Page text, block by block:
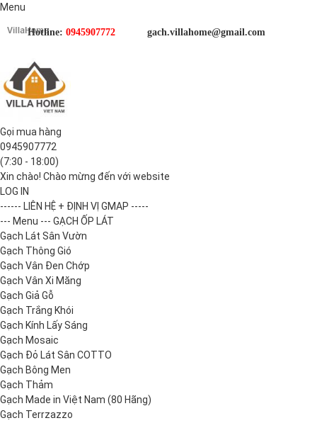
Menu
Hotline: 0945907772 gach.villahome@gmail.com
Gọi mua hàng
0945907772
(7:30 - 18:00)
Xin chào! Chào mừng đến với website
LOG IN
------ LIÊN HỆ + ĐỊNH VỊ GMAP -----
--- Menu --- GẠCH ỐP LÁT
Gạch Lát Sân Vườn
Gạch Thông Gió
Gạch Vân Đen Chớp
Gạch Vân Xi Măng
Gạch Giả Gỗ
Gạch Trắng Khói
Gạch Kính Lấy Sáng
Gạch Mosaic
Gạch Đỏ Lát Sân COTTO
Gạch Bông Men
Gạch Thảm
Gạch Made in Việt Nam (80 Hãng)
Gạch Terrzazzo